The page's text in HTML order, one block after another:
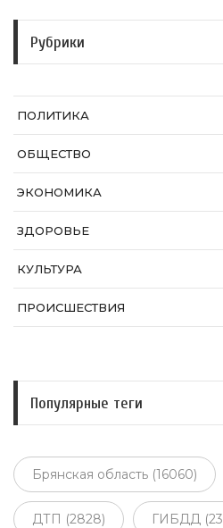
Рубрики
ПОЛИТИКА
ОБЩЕСТВО
ЭКОНОМИКА
ЗДОРОВЬЕ
КУЛЬТУРА
ПРОИСШЕСТВИЯ
Популярные теги
Брянская область (16060)
ДТП (2828) ГИБДД